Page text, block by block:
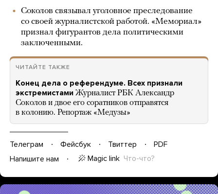
Соколов связывал уголовное преследование
со своей журналистской работой. «Мемориал»
признал фигурантов дела политическими
заключенными.
ЧИТАЙТЕ ТАКЖЕ
Конец дела о референдуме. Всех признали
экстремистами Журналист РБК Александр
Соколов и двое его соратников отправятся
в колонию. Репортаж «Медузы»
Телеграм Фейсбук Твиттер
PDF
Напишите нам
Magic link Что-что?